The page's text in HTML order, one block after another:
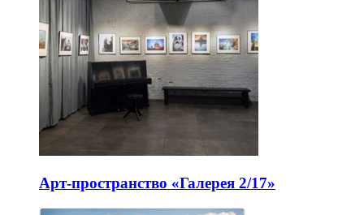
Арт-пространство «Галерея 2/17»